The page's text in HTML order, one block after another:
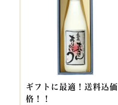
ギフトに最適！送料込価
格！！